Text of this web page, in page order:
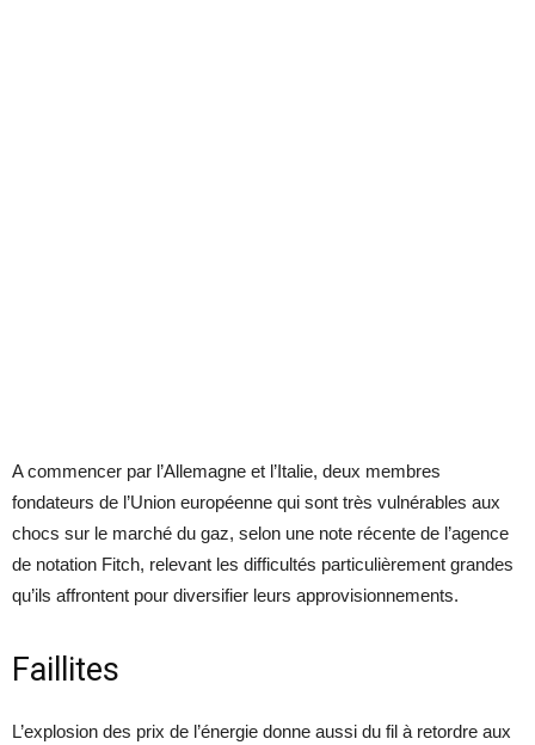
A commencer par l’Allemagne et l’Italie, deux membres
fondateurs de l’Union européenne qui sont très vulnérables aux
chocs sur le marché du gaz, selon une note récente de l’agence
de notation Fitch, relevant les difficultés particulièrement grandes
qu’ils affrontent pour diversifier leurs approvisionnements.
Faillites
L’explosion des prix de l’énergie donne aussi du fil à retordre aux